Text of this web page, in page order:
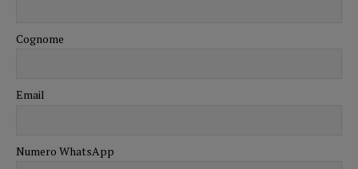
Cognome
Email
Numero WhatsApp